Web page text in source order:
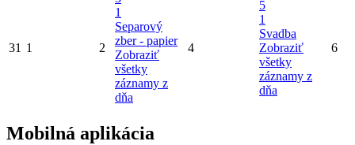
31 1 2
1
Separový
zber - papier
Zobraziť
všetky
záznamy z
dňa
4
5
1
Svadba
Zobraziť
všetky
záznamy z
dňa
6
Mobilná aplikácia